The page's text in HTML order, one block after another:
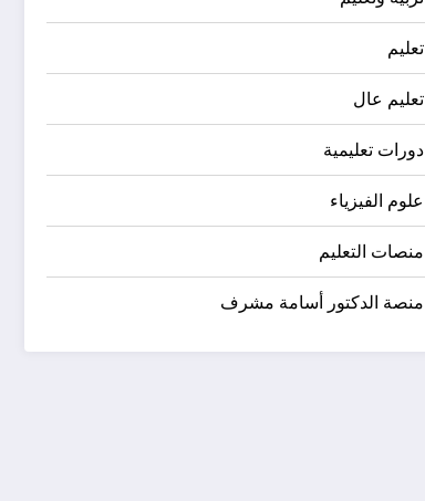
تعليم
تعليم عال
دورات تعليمية
علوم الفيزياء
منصات التعليم
منصة الدكتور أسامة مشرف